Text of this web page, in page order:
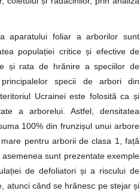
aparatului foliar a arborilor sunt
populației critice și efective de
și rata de hrănire a speciilor de
specii de arbori din
Ucrainei este folosită ca și
a arborelui. Astfel, densitatea
100% din frunzișul unui arbore
pentru arborii de clasa 1, față
sunt prezentate exemple
de defoliatori și a riscului de
atunci când se hrănesc pe stejar și